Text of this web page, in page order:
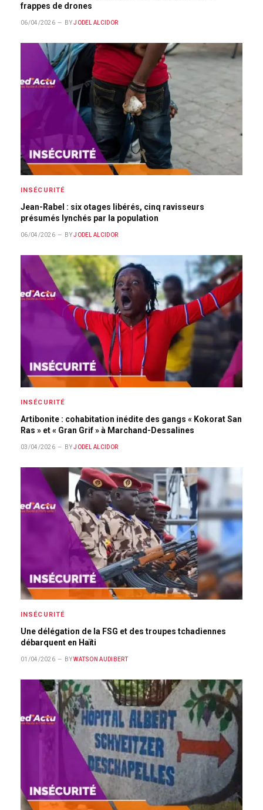
frappes de drones
06/04/2026 BY JODEL ALCIDOR
INSÉCURITÉ
Jean-Rabel : six otages libérés, cinq ravisseurs
présumés lynchés par la population
06/04/2026 BY JODEL ALCIDOR
INSÉCURITÉ
Artibonite : cohabitation inédite des gangs « Kokorat San
Ras » et « Gran Grif » à Marchand-Dessalines
03/04/2026 BY JODEL ALCIDOR
INSÉCURITÉ
Une délégation de la FSG et des troupes tchadiennes
débarquent en Haïti
01/04/2026 BY WATSON AUDIBERT